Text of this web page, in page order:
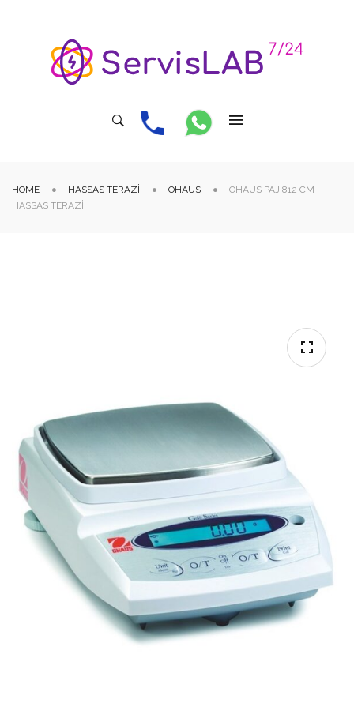
HOME HASSAS TERAZI OHAUS
OHAUS PAJ 812 CM
HASSAS TERAZI